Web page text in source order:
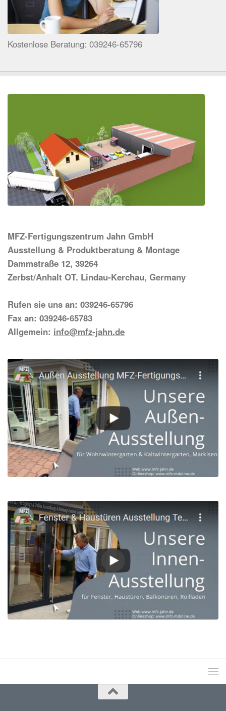
Kostenlose Beratung: 039246-65796
MFZ-Fertigungszentrum Jahn GmbH
Ausstellung & Produktberatung & Montage
Dammstraße 12, 39264
Zerbst/Anhalt OT. Lindau-Kerchau, Germany
Rufen sie uns an: 039246-65796
Fax an: 039246-65783
Allgemein: info@mfz-jahn.de